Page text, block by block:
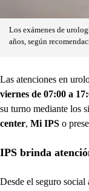
Los exámenes de
años, según
Las atenciones en
viernes de 07:00 a
su turno mediante los
center, Mi IPS o
IPS brinda
Desde el seguro